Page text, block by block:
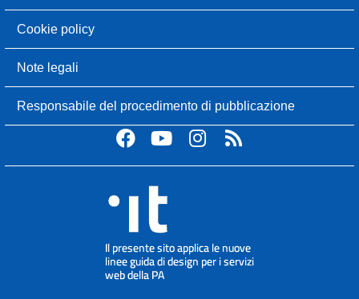
Cookie policy
Note legali
Responsabile del procedimento di pubblicazione